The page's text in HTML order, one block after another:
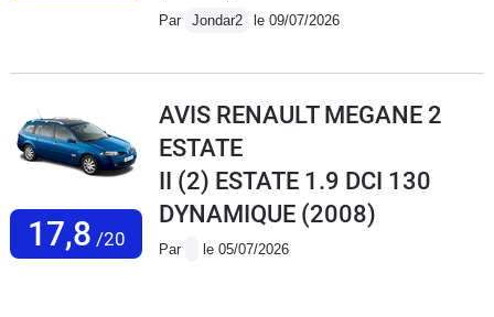
Par Jondar2 le 09/07/2026
17,8 /20
AVIS RENAULT MEGANE 2
ESTATE
II (2) ESTATE 1.9 DCI 130
DYNAMIQUE (2008)
Par le 05/07/2026